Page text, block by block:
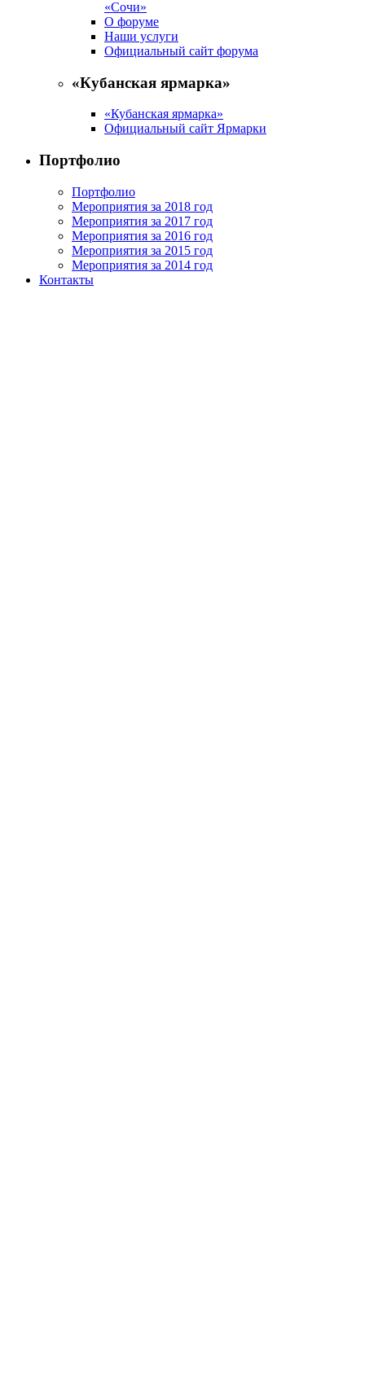
«Сочи»
О форуме
Наши услуги
Официальный сайт форума
«Кубанская ярмарка»
«Кубанская ярмарка»
Официальный сайт Ярмарки
Портфолио
Портфолио
Мероприятия за 2018 год
Мероприятия за 2017 год
Мероприятия за 2016 год
Мероприятия за 2015 год
Мероприятия за 2014 год
Контакты